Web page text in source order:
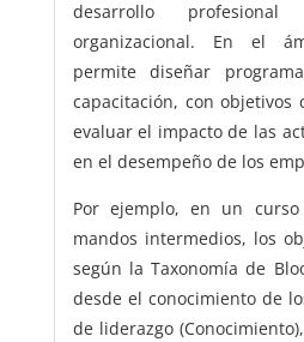
desarrollo
organizacional. En el
permite diseñar
capacitación, con objetivos
evaluar el impacto de las
en el desempeño de los
Por ejemplo, en un
mandos intermedios, los
según la Taxonomía de
desde el conocimiento de
de liderazgo